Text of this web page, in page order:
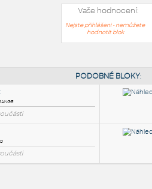
Vaše hodnocení:
Nejste přihlášeni - nemůžete
hodnotit blok